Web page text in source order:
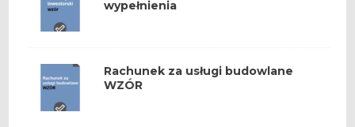
wypełnienia
Rachunek za usługi budowlane
WZÓR